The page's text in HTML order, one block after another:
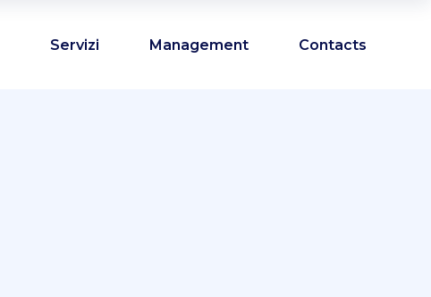
Servizi Management Contacts